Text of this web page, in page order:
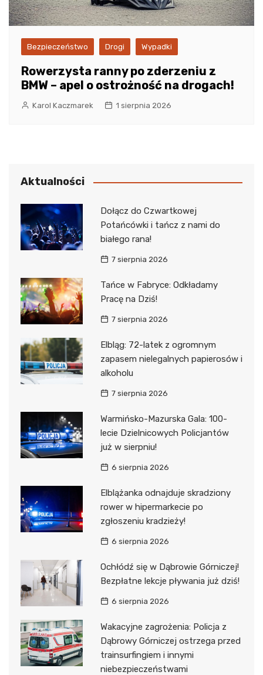
Bezpieczeństwo Drogi Wypadki
Rowerzysta ranny po zderzeniu z
BMW – apel o ostrożność na drogach!
Karol Kaczmarek 1 sierpnia 2026
Aktualności
Dołącz do Czwartkowej
Potańcówki i tańcz z nami do
białego rana!
7 sierpnia 2026
Tańce w Fabryce: Odkładamy
Pracę na Dziś!
7 sierpnia 2026
Elbląg: 72-latek z ogromnym
zapasem nielegalnych papierosów i
alkoholu
7 sierpnia 2026
Warmińsko-Mazurska Gala: 100-
lecie Dzielnicowych Policjantów
już w sierpniu!
6 sierpnia 2026
Elblążanka odnajduje skradziony
rower w hipermarkecie po
zgłoszeniu kradzieży!
6 sierpnia 2026
Ochłódź się w Dąbrowie Górniczej!
Bezpłatne lekcje pływania już dziś!
6 sierpnia 2026
Wakacyjne zagrożenia: Policja z
Dąbrowy Górniczej ostrzega przed
trainsurfingiem i innymi
niebezpieczeństwami